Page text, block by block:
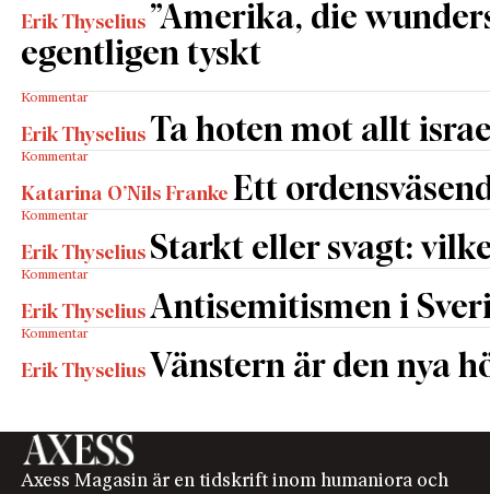
Erik Thyselius ”Amerika, die
egentligen tyskt
Kommentar
Erik Thyselius Ta hoten mot allt
Kommentar
Katarina O’Nils Franke Ett
Kommentar
Erik Thyselius Starkt eller svagt:
Kommentar
Erik Thyselius Antisemitismen i
Kommentar
Erik Thyselius Vänstern är den nya
Axess Magasin är en tidskrift inom humaniora och